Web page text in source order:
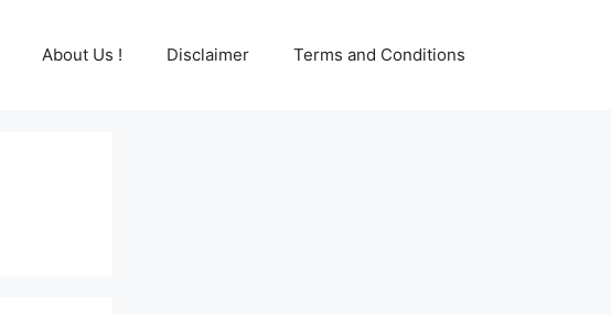
About Us ! Disclaimer Terms and Conditions